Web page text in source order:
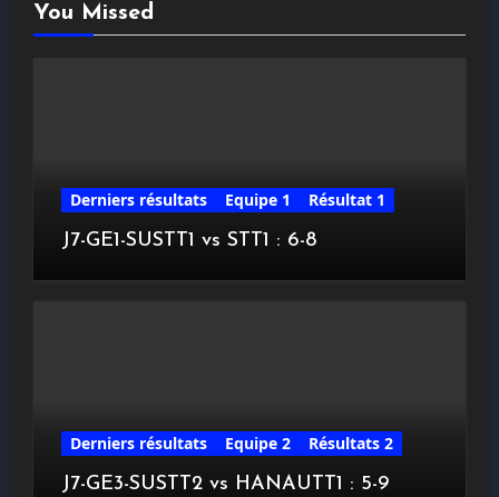
You Missed
Derniers résultats Equipe 1
Résultat 1
J7-GE1-SUSTT1 vs STT1 : 6-8
Derniers résultats Equipe 2
Résultats 2
J7-GE3-SUSTT2 vs HANAUTT1 : 5-9